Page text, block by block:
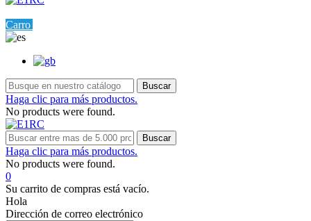
Carro
Buscar
Haga clic para más productos.
No products were found.
Buscar
Haga clic para más productos.
No products were found.
0
Su carrito de compras está vacío.
Hola
Dirección de correo electrónico